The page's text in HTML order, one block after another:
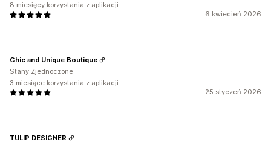
6 kwiecień 2026
8 miesięcy korzystania z aplikacji
25 styczeń 2026
Chic and Unique Boutique
Stany Zjednoczone
3 miesiące korzystania z aplikacji
TULIP DESIGNER